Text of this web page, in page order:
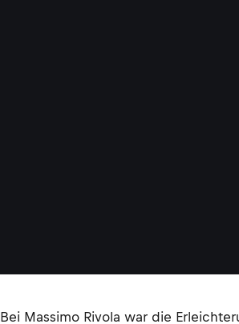
Bei Massimo Rivola war die